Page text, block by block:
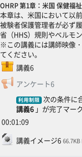
OHRP 第1章：米国 保健福
本章は、米国において以
被験者保護管理者が必ず
省（HHS）規則やベルモ
※この講義には講師映像
てください。
講義6
SCORMパッケージ
アンケート6フィード
利用制限 次の条件に
講義6」が完了マー
00:01:09
講義イメージ6ファイル
66.7KB